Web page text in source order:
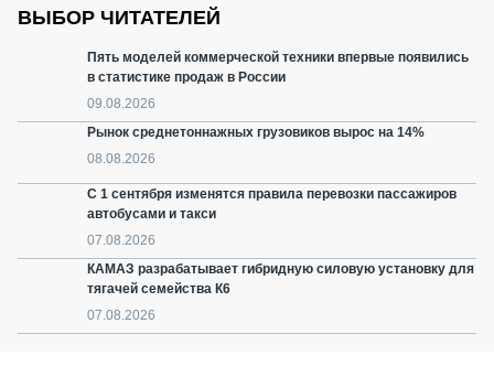
ВЫБОР ЧИТАТЕЛЕЙ
Пять моделей коммерческой техники впервые появились
в статистике продаж в России
09.08.2026
Рынок среднетоннажных грузовиков вырос на 14%
08.08.2026
С 1 сентября изменятся правила перевозки пассажиров
автобусами и такси
07.08.2026
КАМАЗ разрабатывает гибридную силовую установку для
тягачей семейства К6
07.08.2026